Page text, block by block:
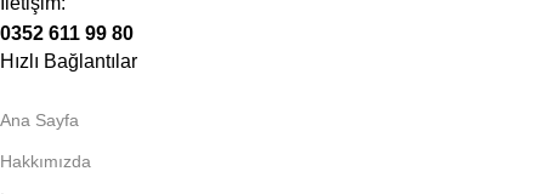
0352 611 99 80
Hızlı Bağlantılar
Ana Sayfa
Hakkımızda